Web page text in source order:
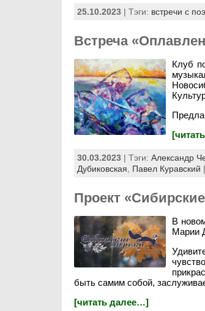
25.10.2023| Тэги: встречи с
Встреча
Клуб
30.03.2023| Тэги: Александр
Дубиковская
Павел Куравский
Проект
В
Марии
быть самим собой,
[читать далее…]